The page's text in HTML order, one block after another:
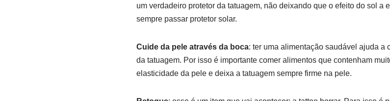
um verdadeiro protetor da tatuagem, não deixando que o efeito do sol a
sempre passar protetor solar.
Cuide da pele através da boca: ter uma alimentação saudável ajuda a
da tatuagem. Por isso é importante comer alimentos que contenham
elasticidade da pele e deixa a tatuagem sempre firme na pele.